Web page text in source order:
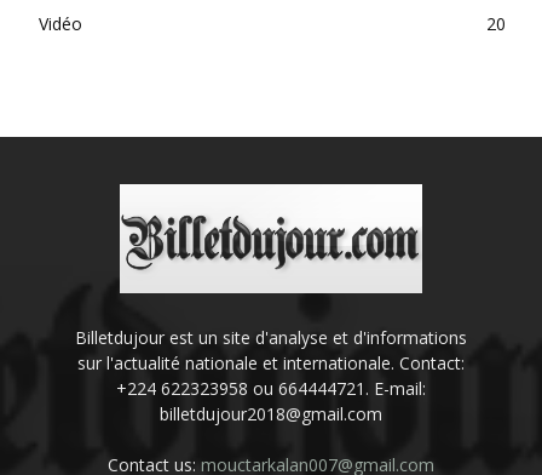
Vidéo
20
Billetdujour est un site d'analyse et d'informations
sur l'actualité nationale et internationale. Contact:
+224 622323958 ou 664444721. E-mail:
billetdujour2018@gmail.com
Contact us: mouctarkalan007@gmail.com